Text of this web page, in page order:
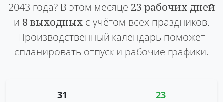
2043 года? В этом месяце 23 рабочих дней
и 8 выходныхс учётом всех праздников.
Производственный календарь поможет
спланировать отпуск и рабочие графики.
31 23